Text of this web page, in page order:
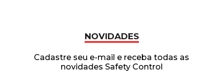
NOVIDADES
Cadastre seu e-mail e receba todas as
novidades Safety Control